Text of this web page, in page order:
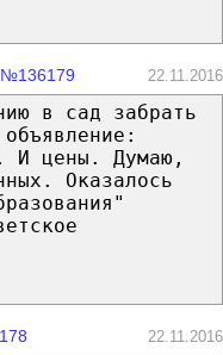
№136179 22.11.2016
в сад забрать
И цены. Думаю,
Оказалось
22.11.2016